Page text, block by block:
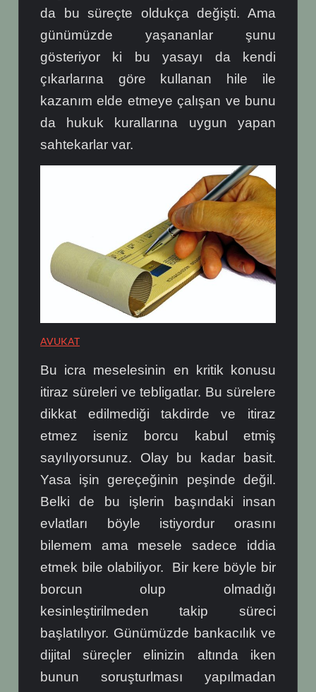
da bu süreçte oldukça değişti. Ama
günümüzde yaşananlar şunu
gösteriyor ki bu yasayı da kendi
çıkarlarına göre kullanan hile ile
kazanım elde etmeye çalışan ve bunu
da hukuk kurallarına uygun yapan
sahtekarlar var.
AVUKAT
Bu icra meselesinin en kritik konusu
itiraz süreleri ve tebligatlar. Bu sürelere
dikkat edilmediği takdirde ve itiraz
etmez iseniz borcu kabul etmiş
sayılıyorsunuz. Olay bu kadar basit.
Yasa işin gereçeğinin peşinde değil.
Belki de bu işlerin başındaki insan
evlatları böyle istiyordur orasını
bilemem ama mesele sadece iddia
etmek bile olabiliyor. Bir kere böyle bir
borcun olup olmadığı
kesinleştirilmeden takip süreci
başlatılıyor. Günümüzde bankacılık ve
dijital süreçler elinizin altında iken
bunun soruşturlması yapılmadan